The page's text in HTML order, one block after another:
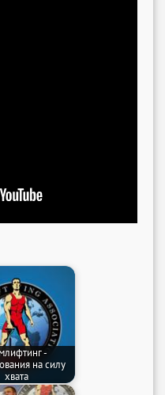
-
на силу
хвата